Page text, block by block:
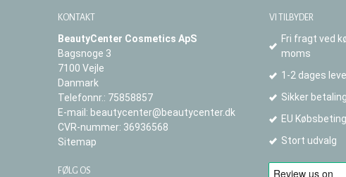
KONTAKT
BeautyCenter Cosmetics ApS
Bagsnoge 3
7100 Vejle
Danmark
Telefonnr.: 75858857
E-mail : beautycenter@beautycenter.dk
CVR-nummer: 36936568
Sitemap
FØLG OS
VI TILBYDER
Fri fragt ved
moms
1-2 dages
Sikker betaling
EU
Stort udvalg